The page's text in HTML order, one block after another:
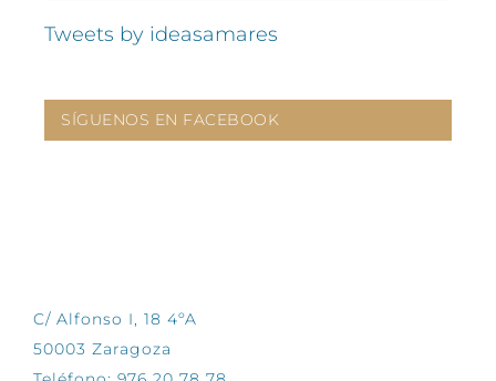
Tweets by ideasamares
SÍGUENOS EN FACEBOOK
C/ Alfonso I, 18 4ºA
50003 Zaragoza